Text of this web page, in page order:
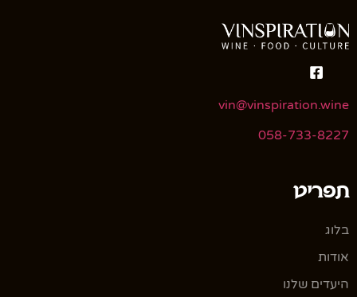
vin@vinspiration.wine
058-733-8227
תפריט
בלוג
אודות
היעדים שלנו